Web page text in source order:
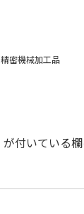
精密機械加工品
が付いている